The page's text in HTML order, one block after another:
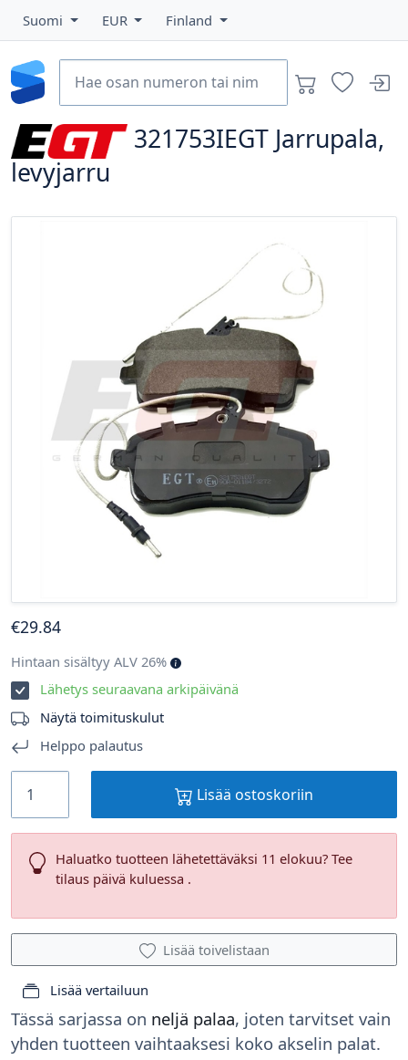
Suomi EUR Finland
321753IEGT Jarrupala,
levyjarru
Tässä sarjassa on neljä palaa, joten tarvitset vain
yhden tuotteen vaihtaaksesi koko akselin palat.
€29.84
Hintaan sisältyy ALV 26%
Lähetys seuraavana arkipäivänä
Näytä toimituskulut
Helppo palautus
Lisää ostoskoriin
Haluatko tuotteen lähetettäväksi 11 elokuu? Tee
tilaus päivä kuluessa .
Lisää toivelistaan
Lisää vertailuun